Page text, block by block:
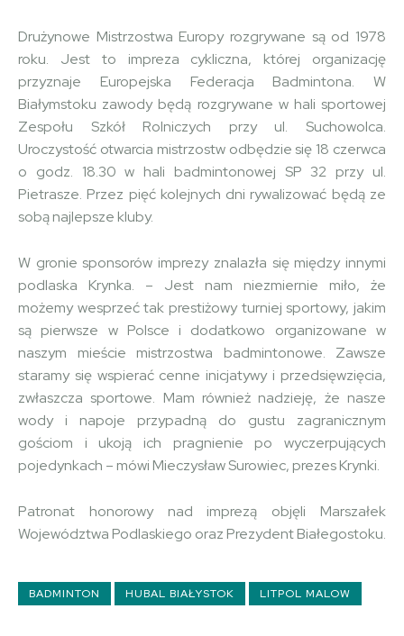
Drużynowe Mistrzostwa Europy rozgrywane są od 1978
roku. Jest to impreza cykliczna, której organizację
przyznaje Europejska Federacja Badmintona. W
Białymstoku zawody będą rozgrywane w hali sportowej
Zespołu Szkół Rolniczych przy ul. Suchowolca.
Uroczystość otwarcia mistrzostw odbędzie się 18 czerwca
o godz. 18.30 w hali badmintonowej SP 32 przy ul.
Pietrasze. Przez pięć kolejnych dni rywalizować będą ze
sobą najlepsze kluby.
W gronie sponsorów imprezy znalazła się między innymi
podlaska Krynka. – Jest nam niezmiernie miło, że
możemy wesprzeć tak prestiżowy turniej sportowy, jakim
są pierwsze w Polsce i dodatkowo organizowane w
naszym mieście mistrzostwa badmintonowe. Zawsze
staramy się wspierać cenne inicjatywy i przedsięwzięcia,
zwłaszcza sportowe. Mam również nadzieję, że nasze
wody i napoje przypadną do gustu zagranicznym
gościom i ukoją ich pragnienie po wyczerpujących
pojedynkach – mówi Mieczysław Surowiec, prezes Krynki.
Patronat honorowy nad imprezą objęli Marszałek
Województwa Podlaskiego oraz Prezydent Białegostoku.
BADMINTON HUBAL BIAŁYSTOK LITPOL MALOW